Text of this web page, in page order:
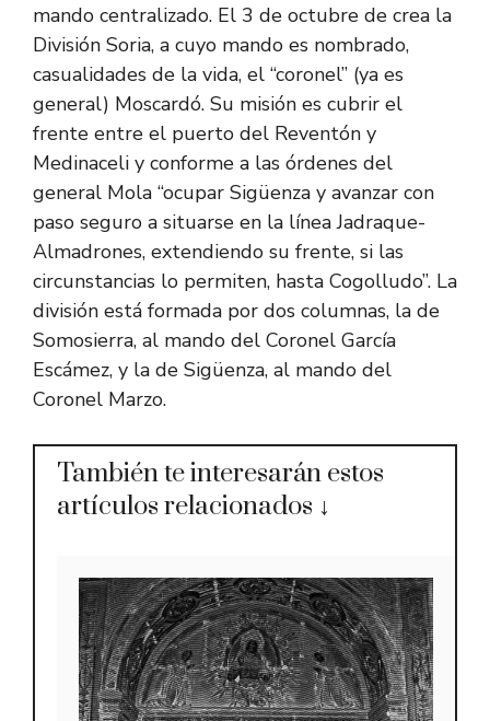
mando centralizado. El 3 de octubre de crea la
División Soria, a cuyo mando es nombrado,
casualidades de la vida, el “coronel” (ya es
general) Moscardó. Su misión es cubrir el
frente entre el puerto del Reventón y
Medinaceli y conforme a las órdenes del
general Mola “ocupar Sigüenza y avanzar con
paso seguro a situarse en la línea Jadraque-
Almadrones, extendiendo su frente, si las
circunstancias lo permiten, hasta Cogolludo”. La
división está formada por dos columnas, la de
Somosierra, al mando del Coronel García
Escámez, y la de Sigüenza, al mando del
Coronel Marzo.
También te interesarán estos
artículos relacionados ↓